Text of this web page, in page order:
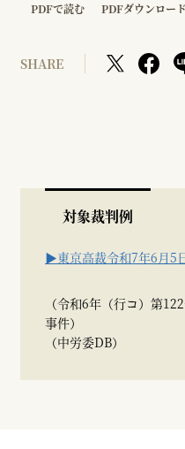
PDFで読む PDFダウンロード
SHARE
対象裁判例
▶東京高裁令和7年6月5
（令和6年（行コ）第
事件）
（中労委DB）